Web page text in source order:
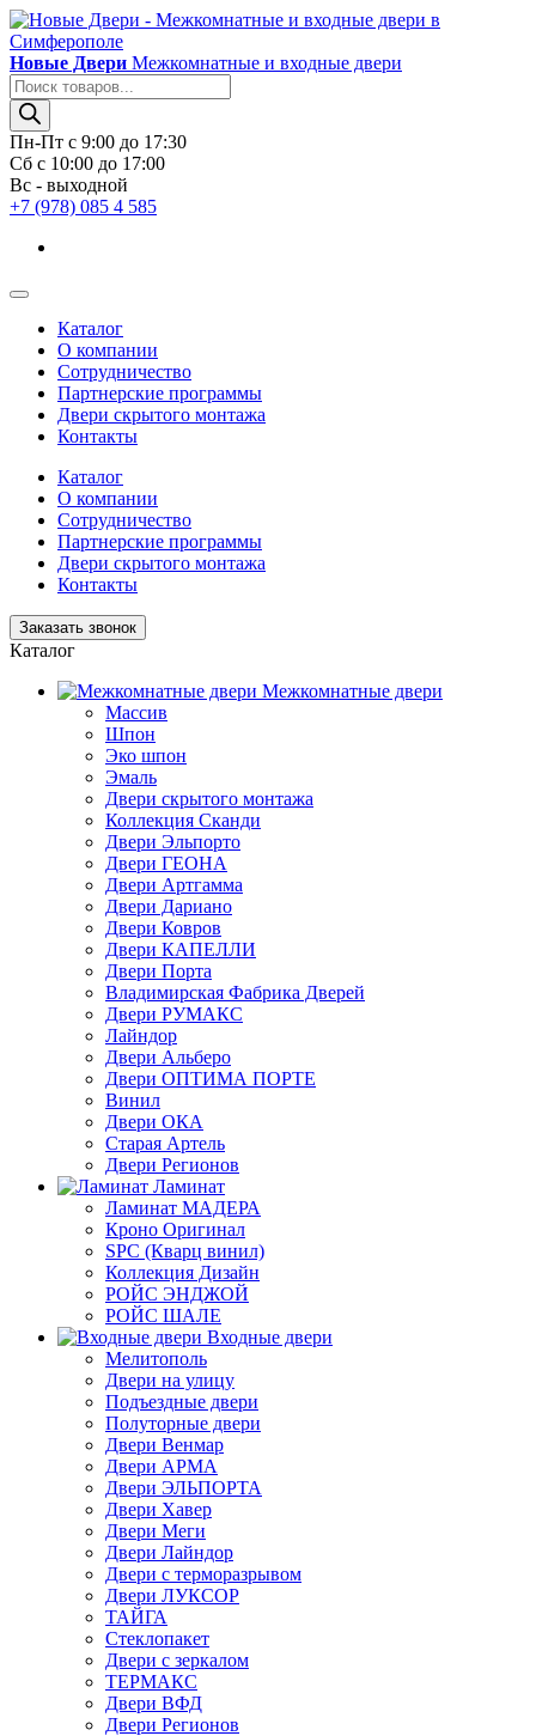
Новые Двери Межкомнатные и входные двери
Поиск
товаров
Пн-Пт с 9:00 до 17:30
Сб с 10:00 до 17:00
Вс - выходной
+7 (978) 085 4 585
Каталог
О компании
Сотрудничество
Партнерские программы
Двери скрытого монтажа
Контакты
Каталог
О компании
Сотрудничество
Партнерские программы
Двери скрытого монтажа
Контакты
Заказать звонок
Каталог
Межкомнатные двери
Массив
Шпон
Эко шпон
Эмаль
Двери скрытого монтажа
Коллекция Сканди
Двери Эльпорто
Двери ГЕОНА
Двери Артгамма
Двери Дариано
Двери Ковров
Двери КАПЕЛЛИ
Двери Порта
Владимирская Фабрика Дверей
Двери РУМАКС
Лайндор
Двери Альберо
Двери ОПТИМА ПОРТЕ
Винил
Двери ОКА
Старая Артель
Двери Регионов
Ламинат
Ламинат МАДЕРА
Кроно Оригинал
SPC (Кварц винил)
Коллекция Дизайн
РОЙС ЭНДЖОЙ
РОЙС ШАЛЕ
Входные двери
Мелитополь
Двери на улицу
Подъездные двери
Полуторные двери
Двери Венмар
Двери АРМА
Двери ЭЛЬПОРТА
Двери Хавер
Двери Меги
Двери Лайндор
Двери с терморазрывом
Двери ЛУКСОР
ТАЙГА
Стеклопакет
Двери с зеркалом
ТЕРМАКС
Двери ВФД
Двери Регионов